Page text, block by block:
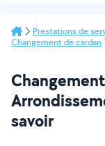
Prestations de
Changement de cardan
savoir